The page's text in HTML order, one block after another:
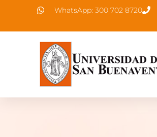
WhatsApp: 300 702 8720